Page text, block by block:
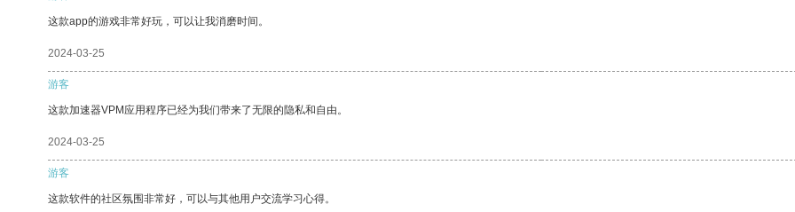
这款app的游戏非常好玩，可以让我消磨时间。
2024-03-25
游客
这款加速器VPM应用程序已经为我们带来了无限的隐私和自由。
2024-03-25
游客
这款软件的社区氛围非常好，可以与其他用户交流学习心得。